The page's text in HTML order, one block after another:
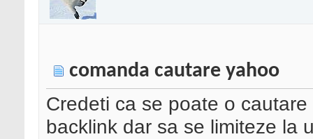
comanda cautare yahoo
Credeti ca se poate o
backlink dar sa se limiteze la